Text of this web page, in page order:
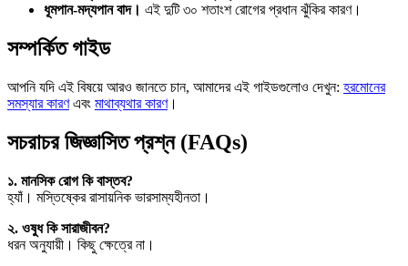
ধূমপান-মদ্যপান বাদ। এই দুটি ৩০ শতাংশ রোগের প্রধান ঝুঁকির কারণ।
সম্পর্কিত গাইড
আপনি যদি এই বিষয়ে আরও জানতে চান, আমাদের এই গাইডগুলোও দেখুন: হরমোনের
সমস্যার কারণএবং মাথাব্যথার কারণ।
সচরাচর জিজ্ঞাসিত প্রশ্ন (FAQs)
১. মানসিক রোগ কি বাস্তব?
হ্যাঁ। মস্তিষ্কের রাসায়নিক ভারসাম্যহীনতা।
২. ওষুধ কি সারাজীবন?
ধরন অনুযায়ী। কিছু ক্ষেত্রে না।